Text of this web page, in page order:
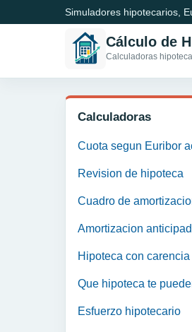
Simuladores hipotecarios,
Cálculo de
Calculadoras
Calculadoras
Cuota segun Euribor
Revision de hipoteca
Cuadro de
Amortizacion
Hipoteca con carencia
Que hipoteca te
Esfuerzo hipotecario